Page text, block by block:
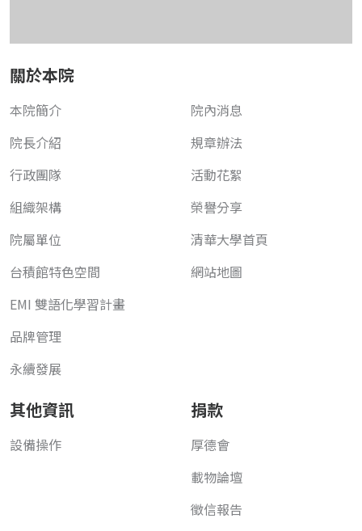
關於本院
本院簡介
院長介紹
行政團隊
組織架構
院屬單位
台積館特色空間
EMI 雙語化學習計畫
品牌管理
永續發展
院內消息
規章辦法
活動花絮
榮譽分享
清華大學首頁
網站地圖
其他資訊
設備操作
捐款
厚德會
載物論壇
徵信報告